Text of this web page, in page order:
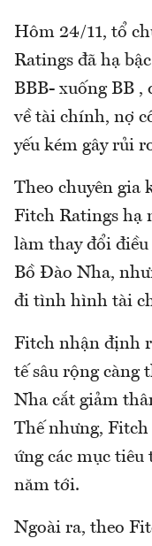
Hôm 24/11, tổ
Ratings đã hạ
BBB- xuống BB ,
về tài chính, nợ
yếu kém gây rủi
Theo chuyên gia
Fitch Ratings hạ
làm thay đổi
Bồ Đào Nha,
đi tình hình tài
Fitch nhận định
tế sâu rộng càng
Nha cắt giảm
Thế nhưng, Fitch
ứng các mục
năm tới.
Ngoài ra, theo